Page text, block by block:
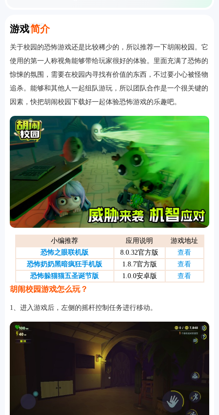
游戏简介
Introduction
关于校园的恐怖游戏还是比较稀少的，所以推荐一下胡闹校园。它
使用的第一人称视角能够带给玩家很好的体验。里面充满了恐怖的
惊悚的氛围，需要在校园内寻找有价值的东西，不过要小心被怪物
追杀。能够和其他人一起组队游玩，所以团队合作是一个很关键的
因素，快把胡闹校园下载好一起体验恐怖游戏的乐趣吧。
小编推荐 应用说明
游戏地址
恐怖之眼联机版
8.0.32官方版
查看
恐怖奶奶黑暗疯狂手机版
1.8.7官方版
查看
恐怖躲猫猫五圣诞节版
1.0.0安卓版 查看
胡闹校园游戏怎么玩？
1、进入游戏后，左侧的摇杆控制任务进行移动。